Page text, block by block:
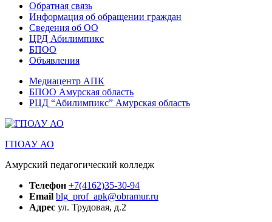
Обратная связь
Информация об обращении граждан
Сведения об ОО
ЦРД Абилимпикс
БПОО
Объявления
Медиацентр АПК
БПОО Амурская область
РЦД “Абилимпикс” Амурская область
ГПОАУ АО
Амурский педагогический колледж
Телефон +7(4162)35-30-94
Email blg_prof_apk@obramur.ru
Адрес ул. Трудовая, д.2